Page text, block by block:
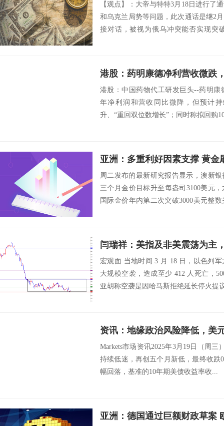
【观点】：大帝与特特3月18日进行了
和乌克兰局势等问题，此次通话是继2
接对话，被视为俄乌冲突能否实现突
港股：中国药物代工研发巨头--药明康
年净利润和营收同比微降，但预计
升、“重回双位数增长”；同时称拟回购
亚洲：多重利好因素支撑 黄金
周二发布的最新研究报告显示，澳新
三个月金价目标升至每盎司3100美元
国际金价年内第二次突破3000美元整
宏观面 当地时间 3 月 18 日，以色列
大规模空袭，造成至少 412 人死亡，
亚胡称空袭是因哈马斯拒绝延长停火提
Markets市场资讯2025年3月19日（周
持续低迷，再创五个月新低，最终收跌
幅回落，基准的10年期美债收益率收...
亚洲：德国通过巨额财政草案